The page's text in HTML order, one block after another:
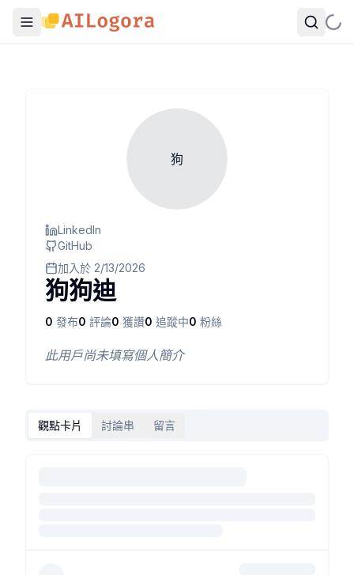
狗
LinkedIn
GitHub
加入於 2/13/2026
狗狗迪
0 發布0 評論0 獲讚0 追蹤中0 粉絲
此用戶尚未填寫個人簡介
觀點卡片 討論串 留言